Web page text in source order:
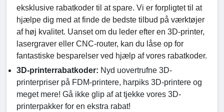
eksklusive rabatkoder til at spare. Vi er forpligtet til at
hjælpe dig med at finde de bedste tilbud på værktøjer
af høj kvalitet. Uanset om du leder efter en 3D-printer,
lasergraver eller CNC-router, kan du låse op for
fantastiske besparelser ved hjælp af vores rabatkoder.
3D-printerrabatkoder: Nyd uovertrufne 3D-
printerpriser på FDM-printere, harpiks 3D-printere og
meget mere! Gå ikke glip af at tjekke vores 3D-
printerpakker for en ekstra rabat!